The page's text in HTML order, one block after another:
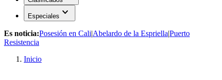
Especiales expand_more
Es noticia:Posesión en Cali|Abelardo de la Espriella|Puerto
Resistencia
Inicio